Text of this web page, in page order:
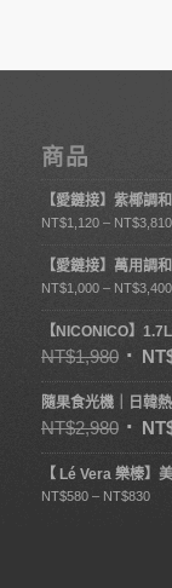
商品
【愛鏈接】紫椰調
NT$1,120 – NT$3,810
【愛鏈接】萬用調
NT$1,000 – NT$3,400
【NICONICO】
NT$1,980
隨果食光機｜日韓
NT$2,980
【 Lé Vera 樂榛】
NT$580 – NT$830